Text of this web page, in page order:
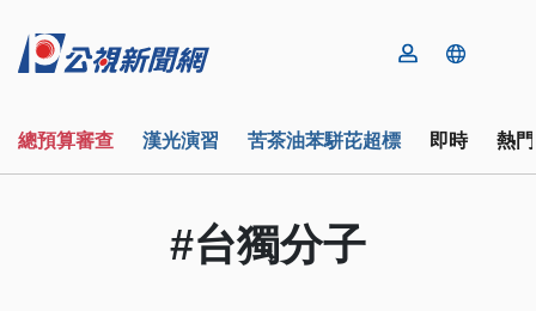
總預算審查 漢光演習 苦茶油苯駢芘超標 即時 熱
#台獨分子